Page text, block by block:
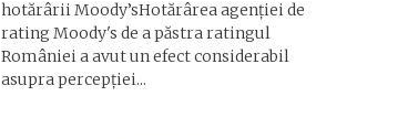
hotărârii Moody’sHotărârea agenției de
rating Moody's de a păstra ratingul
României a avut un efect considerabil
asupra percepției...